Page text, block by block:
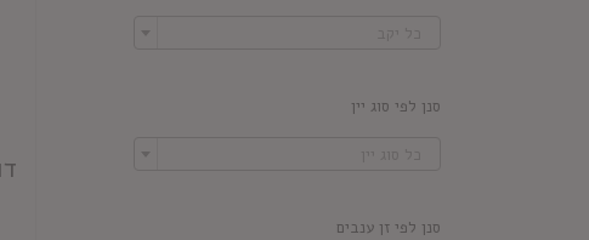
סנן לפי סוג יין
סנן לפי זן ענבים